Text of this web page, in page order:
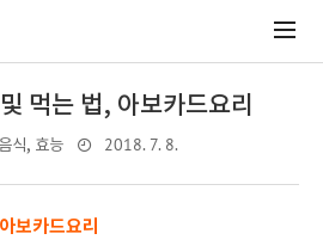
먹는 법, 아보카드요리
식, 효능 2018. 7. 8.
아보카드요리